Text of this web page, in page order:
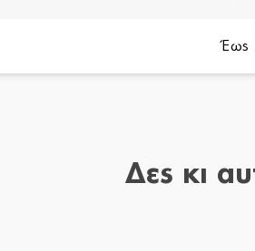
Έως
Δες κι